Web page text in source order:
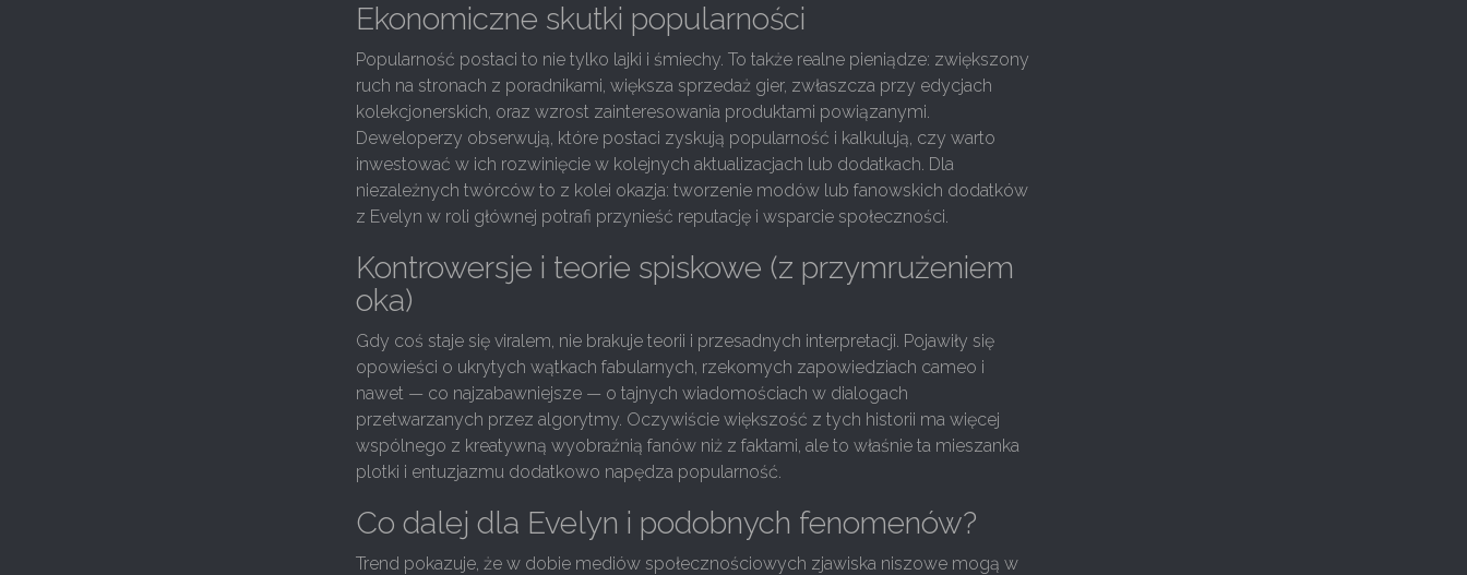
Ekonomiczne skutki popularności
Popularność postaci to nie tylko lajki i śmiechy. To także realne pieniądze: zwiększony
ruch na stronach z poradnikami, większa sprzedaż gier, zwłaszcza przy edycjach
kolekcjonerskich, oraz wzrost zainteresowania produktami powiązanymi.
Deweloperzy obserwują, które postaci zyskują popularność i kalkulują, czy warto
inwestować w ich rozwinięcie w kolejnych aktualizacjach lub dodatkach. Dla
niezależnych twórców to z kolei okazja: tworzenie modów lub fanowskich dodatków
z Evelyn w roli głównej potrafi przynieść reputację i wsparcie społeczności.
Kontrowersje i teorie spiskowe (z przymrużeniem
oka)
Gdy coś staje się viralem, nie brakuje teorii i przesadnych interpretacji. Pojawiły się
opowieści o ukrytych wątkach fabularnych, rzekomych zapowiedziach cameo i
nawet — co najzabawniejsze — o tajnych wiadomościach w dialogach
przetwarzanych przez algorytmy. Oczywiście większość z tych historii ma więcej
wspólnego z kreatywną wyobraźnią fanów niż z faktami, ale to właśnie ta mieszanka
plotki i entuzjazmu dodatkowo napędza popularność.
Co dalej dla Evelyn i podobnych fenomenów?
Trend pokazuje, że w dobie mediów społecznościowych zjawiska niszowe mogą w